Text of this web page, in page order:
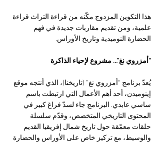
هذا التكوين المزدوج مكّنه من قراءة التراث قراءة
علمية، ومن تقديم مقاربات جديدة في فهم
الحضارة النوميدية وتاريخ الأوراس.
“أمزروي نغ”… مشروع لإحياء الذاكرة
يُعدّ برنامج “أمزروي نغ” (تاريخنا)، الذي أنتجه موقع
إينوميدن، أحد أهم الأعمال التي ارتبطت باسم
ساسي عابدي. البرنامج جاء لسدّ فراغ كبير في
المحتوى التاريخي المتخصص، وقدّم سلسلة
حلقات معمّقة حول تاريخ شمال إفريقيا القديم
والوسيط، مع تركيز خاص على الأوراس والحضارة